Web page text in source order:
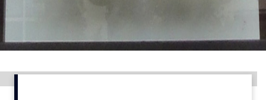
Home
12 nov: MarketingLive!
Adverteren
Events